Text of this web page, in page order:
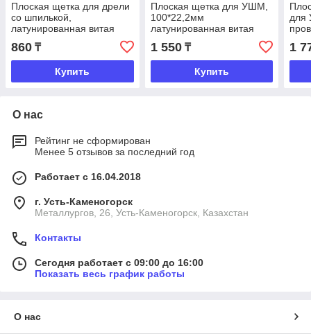
Плоская щетка для дрели
со шпилькой,
латунированная витая
проволока, 50мм. Matrix
860 ₸
Купить
Плоская щетка для УШМ,
100*22,2мм
латунированная витая
проволока Matrix
1 550₸
Купить
для
1
О нас
Рейтинг не сформирован
Менее 5 отзывов за последний год
Работает с 16.04.2018
г. Усть-Каменогорск
Металлургов, 26, Усть-Каменогорск, Казахстан
Контакты
Сегодня работает с 09:00 до 16:00
Показать весь график работы
О нас